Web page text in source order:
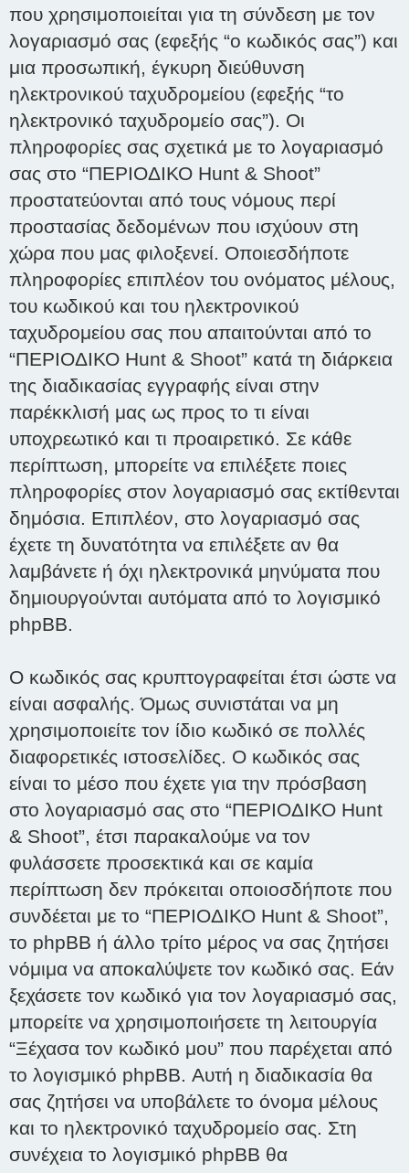
που χρησιμοποιείται για τη σύνδεση με τον
λογαριασμό σας (εφεξής “ο κωδικός σας”) και
μια προσωπική, έγκυρη διεύθυνση
ηλεκτρονικού ταχυδρομείου (εφεξής “το
ηλεκτρονικό ταχυδρομείο σας”). Οι
πληροφορίες σας σχετικά με το λογαριασμό
σας στο “ΠΕΡΙΟΔΙΚΟ Hunt & Shoot”
προστατεύονται από τους νόμους περί
προστασίας δεδομένων που ισχύουν στη
χώρα που μας φιλοξενεί. Οποιεσδήποτε
πληροφορίες επιπλέον του ονόματος μέλους,
του κωδικού και του ηλεκτρονικού
ταχυδρομείου σας που απαιτούνται από το
“ΠΕΡΙΟΔΙΚΟ Hunt & Shoot” κατά τη διάρκεια
της διαδικασίας εγγραφής είναι στην
παρέκκλισή μας ως προς το τι είναι
υποχρεωτικό και τι προαιρετικό. Σε κάθε
περίπτωση, μπορείτε να επιλέξετε ποιες
πληροφορίες στον λογαριασμό σας εκτίθενται
δημόσια. Επιπλέον, στο λογαριασμό σας
έχετε τη δυνατότητα να επιλέξετε αν θα
λαμβάνετε ή όχι ηλεκτρονικά μηνύματα που
δημιουργούνται αυτόματα από το λογισμικό
phpBB.
Ο κωδικός σας κρυπτογραφείται έτσι ώστε να
είναι ασφαλής. Όμως συνιστάται να μη
χρησιμοποιείτε τον ίδιο κωδικό σε πολλές
διαφορετικές ιστοσελίδες. Ο κωδικός σας
είναι το μέσο που έχετε για την πρόσβαση
στο λογαριασμό σας στο “ΠΕΡΙΟΔΙΚΟ Hunt
& Shoot”, έτσι παρακαλούμε να τον
φυλάσσετε προσεκτικά και σε καμία
περίπτωση δεν πρόκειται οποιοσδήποτε που
συνδέεται με το “ΠΕΡΙΟΔΙΚΟ Hunt & Shoot”,
το phpBB ή άλλο τρίτο μέρος να σας ζητήσει
νόμιμα να αποκαλύψετε τον κωδικό σας. Εάν
ξεχάσετε τον κωδικό για τον λογαριασμό σας,
μπορείτε να χρησιμοποιήσετε τη λειτουργία
“Ξέχασα τον κωδικό μου” που παρέχεται από
το λογισμικό phpBB. Αυτή η διαδικασία θα
σας ζητήσει να υποβάλετε το όνομα μέλους
και το ηλεκτρονικό ταχυδρομείο σας. Στη
συνέχεια το λογισμικό phpBB θα